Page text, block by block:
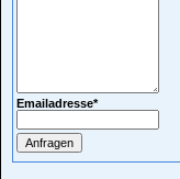
Emailadresse*